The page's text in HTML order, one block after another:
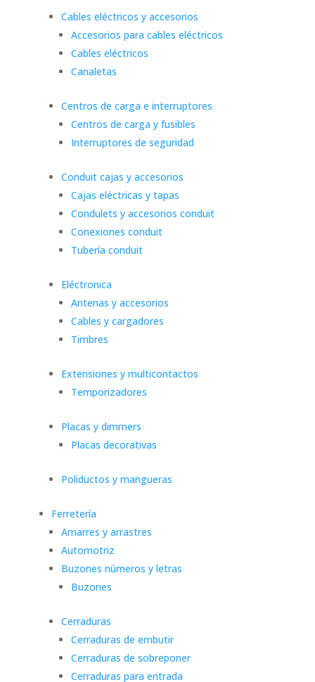
Cables eléctricos y accesorios
Accesorios para cables eléctricos
Cables eléctricos
Canaletas
Centros de carga e interruptores
Centros de carga y fusibles
Interruptores de seguridad
Conduit cajas y accesorios
Cajas eléctricas y tapas
Condulets y accesorios conduit
Conexiones conduit
Tubería conduit
Eléctronica
Antenas y accesorios
Cables y cargadores
Timbres
Extensiones y multicontactos
Temporizadores
Placas y dimmers
Placas decorativas
Poliductos y mangueras
Ferretería
Amarres y arrastres
Automotriz
Buzones números y letras
Buzones
Cerraduras
Cerraduras de embutir
Cerraduras de sobreponer
Cerraduras para entrada